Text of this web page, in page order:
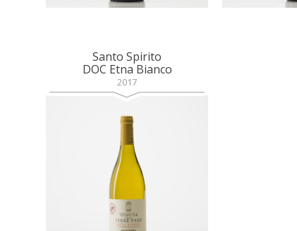
Santo Spirito
DOC Etna Bianco
2017